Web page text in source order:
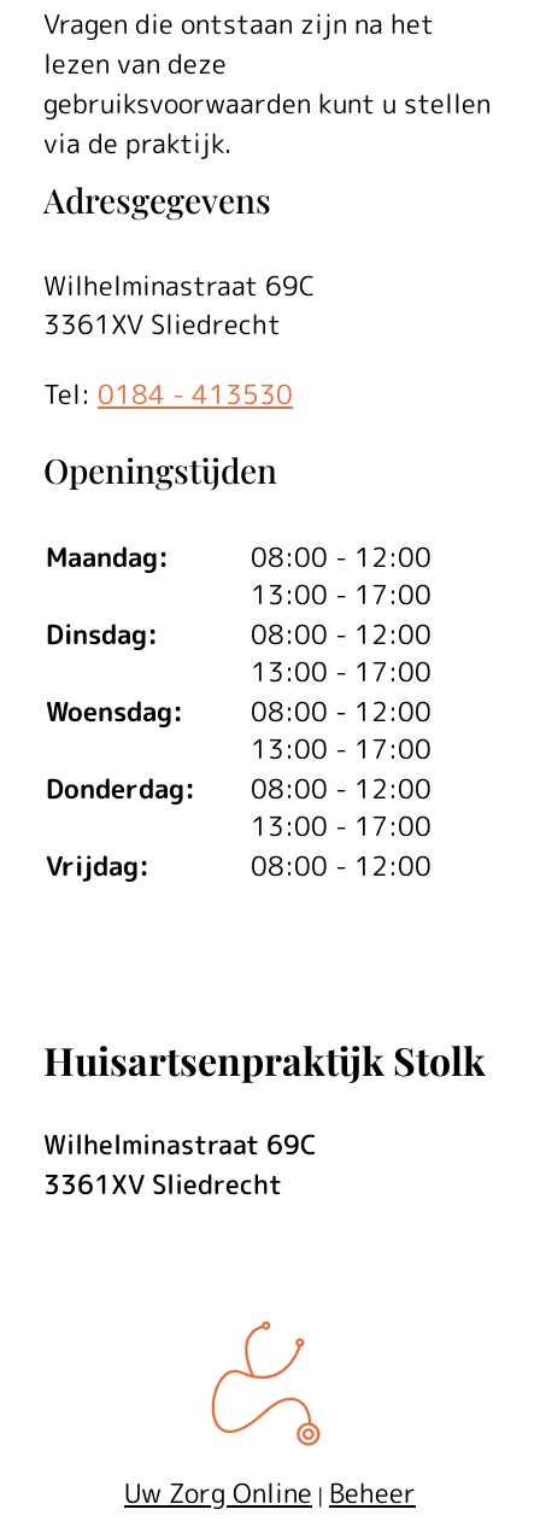
Vragen die ontstaan zijn na het
lezen van deze
gebruiksvoorwaarden kunt u stellen
via de praktijk.
Adresgegevens
Wilhelminastraat 69C
3361XV Sliedrecht
Tel: 0184 - 413530
Openingstijden
Maandag: 08:00 tot
- 12:00
13:00 tot
- 17:00
Dinsdag:
08:00 tot
- 12:00
13:00 tot
- 17:00
Woensdag:
08:00 tot
- 12:00
13:00 tot
- 17:00
Donderdag:
08:00 tot
- 12:00
13:00 tot
- 17:00
Vrijdag:
08:00 - 12:00
Huisartsenpraktijk Stolk
Wilhelminastraat 69C
3361XV Sliedrecht
Uw Zorg Online | Beheer